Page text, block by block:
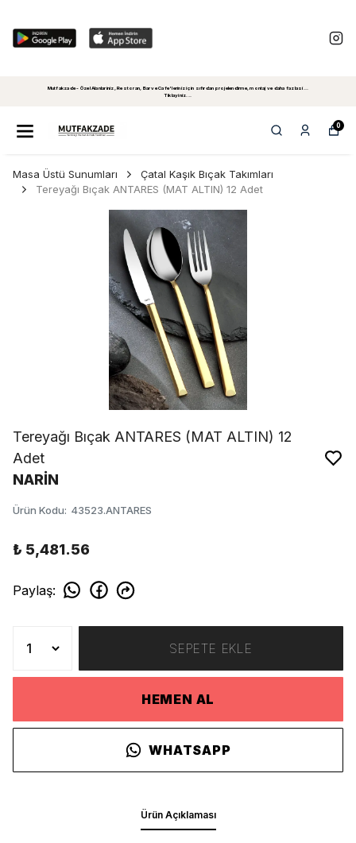
Mutfakzade - Özel Alanlariniz, Restoran, Bar ve Cafe'leriniz için sıfırdan projelendirme, montaj ve daha fazlasi...
Tiklayiniz...
0
Masa Üstü Sunumları
Çatal Kaşık Bıçak Takımları
Tereyağı Bıçak ANTARES (MAT ALTIN) 12 Adet
Tereyağı Bıçak ANTARES (MAT ALTIN) 12
Adet
NARİN
Ürün Kodu: 43523.ANTARES
₺ 5,481.56
Paylaş:
SEPETE EKLE
HEMEN AL
WHATSAPP
Ürün Açıklaması